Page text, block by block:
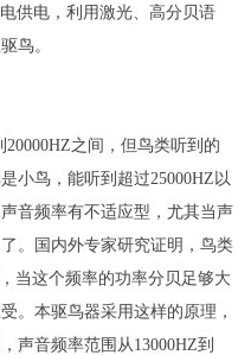
供电，利用激光、高分贝语
鸟。
之间，但鸟类听到的
小鸟，能听到超过25000HZ以
音频率有不适应型，尤其当声
。国内外专家研究证明，鸟类
当这个频率的功率分贝足够大
。本驱鸟器采用这样的原理，
声音频率范围从13000HZ到